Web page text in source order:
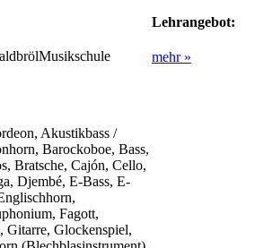
Musikschule
Akustikbass /
Barockoboe, Bass,
Bratsche, Cajón, Cello,
Djembé, E-Bass, E-
Fagott,
Gitarre, Glockenspiel,
Lehrangebot:
mehr »